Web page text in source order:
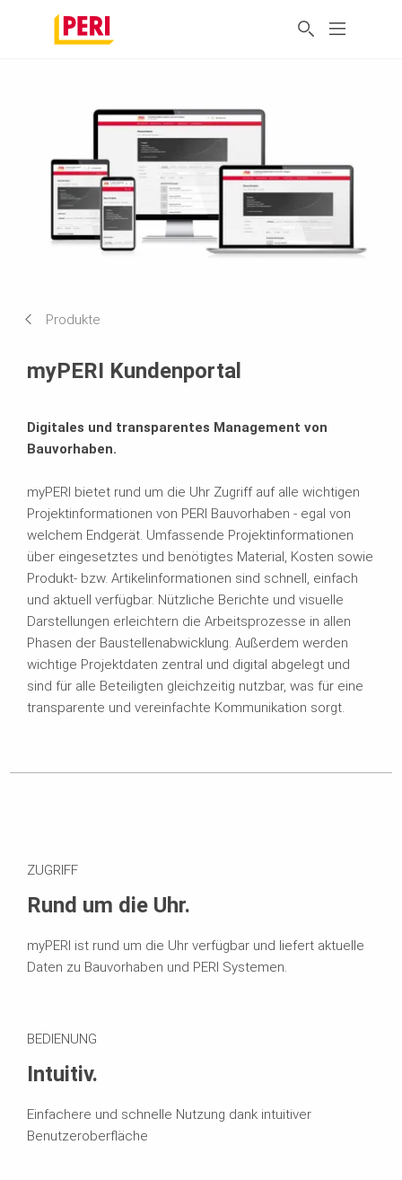
Produkte
myPERI Kundenportal
Digitales und transparentes Management von
Bauvorhaben.
myPERI bietet rund um die Uhr Zugriff auf alle wichtigen
Projektinformationen von PERI Bauvorhaben - egal von
welchem Endgerät. Umfassende Projektinformationen
über eingesetztes und benötigtes Material, Kosten sowie
Produkt- bzw. Artikelinformationen sind schnell, einfach
und aktuell verfügbar. Nützliche Berichte und visuelle
Darstellungen erleichtern die Arbeitsprozesse in allen
Phasen der Baustellenabwicklung. Außerdem werden
wichtige Projektdaten zentral und digital abgelegt und
sind für alle Beteiligten gleichzeitig nutzbar, was für eine
transparente und vereinfachte Kommunikation sorgt.
ZUGRIFF
Rund um die Uhr.
myPERI ist rund um die Uhr verfügbar und liefert aktuelle
Daten zu Bauvorhaben und PERI Systemen.
BEDIENUNG
Intuitiv.
Einfachere und schnelle Nutzung dank intuitiver
Benutzeroberfläche